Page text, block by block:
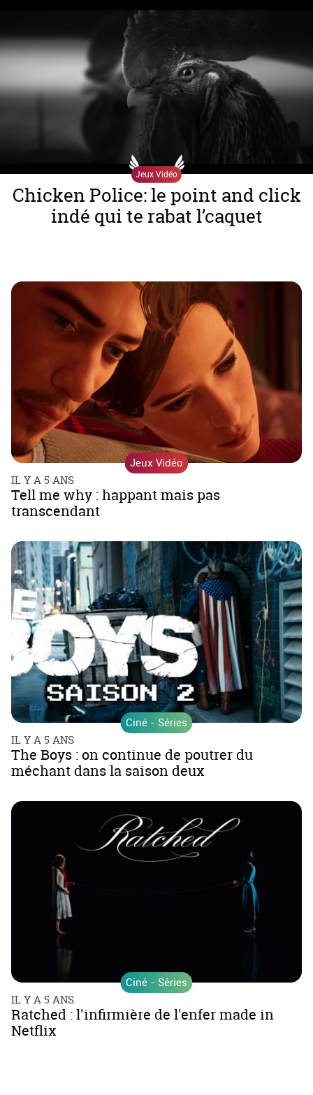
Jeux Vidéo
There Is No Game : Wrong
Dimension. Y'a po d'test.
Jeux Vidéo
IL Y A 5 ANS
Tell me why : happant mais pas
transcendant
Ciné - Séries
IL Y A 5 ANS
The Boys : on continue de poutrer du
méchant dans la saison deux
Ciné - Séries
IL Y A 5 ANS
Ratched : l'infirmière de l'enfer made in
Netflix